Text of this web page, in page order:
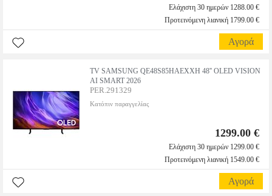
Ελάχιστη 30 ημερών 1288.00 €
Προτεινόμενη λιανική 1799.00 €
Αγορά
TV SAMSUNG QE48S85HAEXXH 48'' OLED VISION
AI SMART 2026
PER.291329
Κατόπιν παραγγελίας
1299.00 €
Ελάχιστη 30 ημερών 1299.00 €
Προτεινόμενη λιανική 1549.00 €
Αγορά